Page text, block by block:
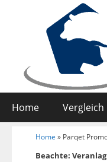
Home Vergleich
Home » Parqet
Beachte: